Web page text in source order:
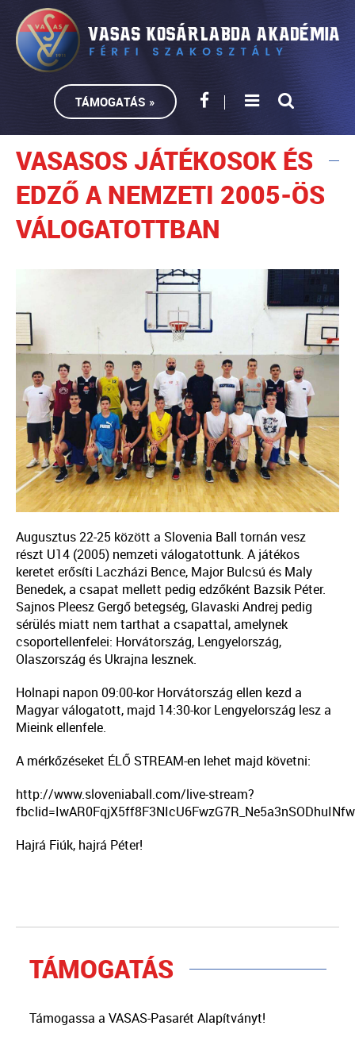
TÁMOGATÁS »
VASASOS JÁTÉKOSOK ÉS
EDZŐ A NEMZETI 2005-ÖS
VÁLOGATOTTBAN
Augusztus 22-25 között a Slovenia Ball tornán vesz
részt U14 (2005) nemzeti válogatottunk. A játékos
keretet erősíti Laczházi Bence, Major Bulcsú és Maly
Benedek, a csapat mellett pedig edzőként Bazsik Péter.
Sajnos Pleesz Gergő betegség, Glavaski Andrej pedig
sérülés miatt nem tarthat a csapattal, amelynek
csoportellenfelei: Horvátország, Lengyelország,
Olaszország és Ukrajna lesznek.
Holnapi napon 09:00-kor Horvátország ellen kezd a
Magyar válogatott, majd 14:30-kor Lengyelország lesz a
Mieink ellenfele.
A mérkőzéseket ÉLŐ STREAM-en lehet majd követni:
http://www.sloveniaball.com/live-stream?
Hajrá Fiúk, hajrá Péter!
TÁMOGATÁS
Támogassa a VASAS-Pasarét Alapítványt!